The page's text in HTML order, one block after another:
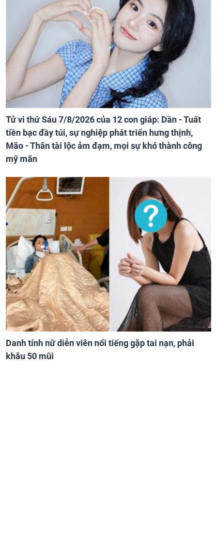
Tử vi thứ Sáu 7/8/2026 của 12 con giáp: Dần - Tuất
tiền bạc đầy túi, sự nghiệp phát triển hưng thịnh,
Mão - Thân tài lộc ảm đạm, mọi sự khó thành công
mỹ mãn
Danh tính nữ diễn viên nổi tiếng gặp tai nạn, phải
khâu 50 mũi